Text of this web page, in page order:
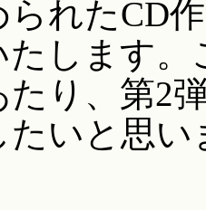
られたCD
たします。
たり、第2
たいと思い